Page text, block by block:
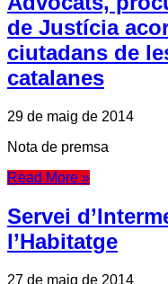
de Justícia
ciutadans de
catalanes
29 de maig de 2014
Nota de premsa
Read More »
Servei
l’Habitatge
27 de maig de 2014